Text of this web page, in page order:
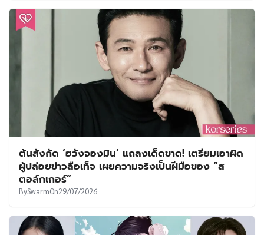
ต้นสังกัด ‘ฮวังจองมิน’ แถลงเด็ดขาด! เตรียมเอาผิด
ผู้ปล่อยข่าวลือเท็จ เผยความจริงเป็นฝีมือของ “ส
ตอล์กเกอร์”
BySwarmOn29/07/2026